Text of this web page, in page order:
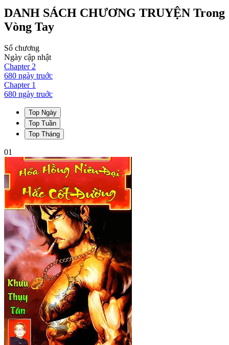
DANH SÁCH CHƯƠNG TRUYỆN Trong
Vòng Tay
Số chương
Ngày cập nhật
Chapter2
680 ngày truớc
Chapter 1
680 ngày truớc
Top Ngày
Top Tuần
Top Tháng
01